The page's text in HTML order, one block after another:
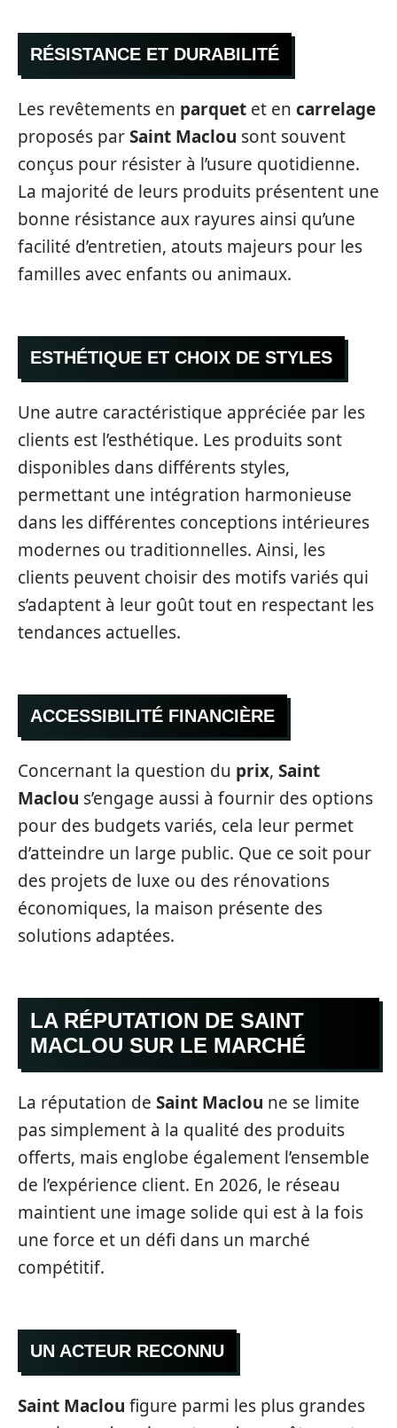
RÉSISTANCE ET DURABILITÉ
Les revêtements en parquet et en carrelage
proposés parSaint Maclou sont souvent
conçus pour résister à l’usure quotidienne.
La majorité de leurs produits présentent une
bonne résistance aux rayures ainsi qu’une
facilité d’entretien, atouts majeurs pour les
familles avec enfants ou animaux.
ESTHÉTIQUE ET CHOIX DE STYLES
Une autre caractéristique appréciée par les
clients est l’esthétique. Les produits sont
disponibles dans différents styles,
permettant une intégration harmonieuse
dans les différentes conceptions intérieures
modernes ou traditionnelles. Ainsi, les
clients peuvent choisir des motifs variés qui
s’adaptent à leur goût tout en respectant les
tendances actuelles.
ACCESSIBILITÉ FINANCIÈRE
Concernant la question du prix, Saint
Maclou s’engage aussi à fournir des options
pour des budgets variés, cela leur permet
d’atteindre un large public. Que ce soit pour
des projets de luxe ou des rénovations
économiques, la maison présente des
solutions adaptées.
LA RÉPUTATION DE SAINT
MACLOU SUR LE MARCHÉ
La réputation de Saint Maclou ne se limite
pas simplement à la qualité des produits
offerts, mais englobe également l’ensemble
de l’expérience client. En 2026, le réseau
maintient une image solide qui est à la fois
une force et un défi dans un marché
compétitif.
UN ACTEUR RECONNU
Saint Maclou figure parmi les plus grandes